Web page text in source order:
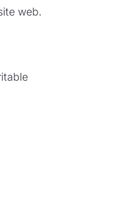
web.